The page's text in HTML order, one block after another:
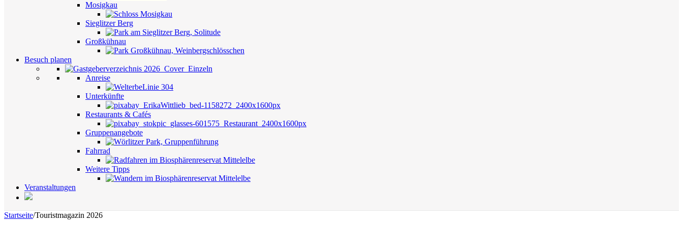
Mosigkau
Sieglitzer Berg
Großkühnau
Besuch planen
Anreise
Unterkünfte
Restaurants & Cafés
Gruppenangebote
Fahrrad
Weitere Tipps
Veranstaltungen
Startseite/Touristmagazin 2026